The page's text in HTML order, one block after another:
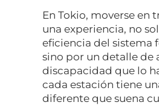
En Tokio, moverse en
una experiencia, no
eficiencia del sistema
sino por un detalle de
discapacidad que lo
cada estación tiene
diferente que suena